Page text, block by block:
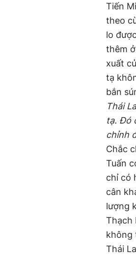
Tiến
theo
lo
thêm
xuất
tạ
bắn
Thái
tạ. Đó
chỉnh
Chắc
Tuấn
chỉ có
cân
lượng
Thạch
không
Thái